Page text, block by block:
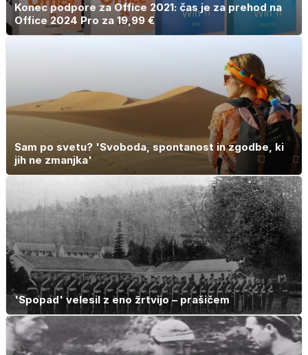
Konec podpore za Office 2021: čas je za prehod na
Office 2024 Pro za 19,99 €
Sam po svetu? 'Svoboda, spontanost in zgodbe, ki
jih ne zmanjka'
'Spopad' velesil z eno žrtvijo – prašičem